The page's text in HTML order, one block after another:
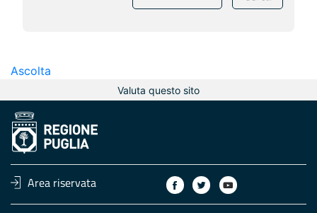
Ascolta
Valuta questo sito
Area riservata